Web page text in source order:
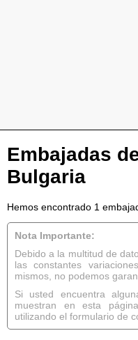
Embajadas
Bulgaria
Hemos encontrado 1
Nota Importante:
Debido a la multitud de
las constantes
mismos, no podemos
Si usted encuentra
muestran en esta
utilizando el formulario de